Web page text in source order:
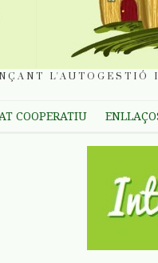
L'AUTOGESTIÓ
COOPERATIU